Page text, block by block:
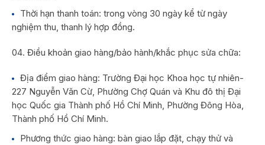
Thời hạn thanh toán: trong vòng 30 ngày kể từ ngày
nghiệm thu, thanh lý hợp đồng.
Điều khoản giao hàng/bảo hành/khắc phục sửa chữa:
Địa điểm giao hàng: Trường Đại học Khoa học tự nhiên-
227 Nguyễn Văn Cừ, Phường Chợ Quán và Khu đô thị Đại
học Quốc gia Thành phố Hồ Chí Minh, Phường Đông Hòa,
Thành phố Hồ Chí Minh.
Phương thức giao hàng: bàn giao lắp đặt, chạy thử và